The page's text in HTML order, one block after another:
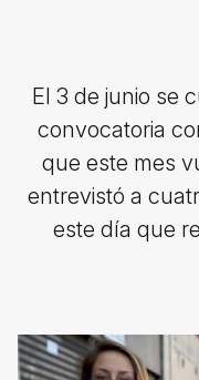
El 3 de junio se
convocatoria
que este mes
entrevistó a
este día que